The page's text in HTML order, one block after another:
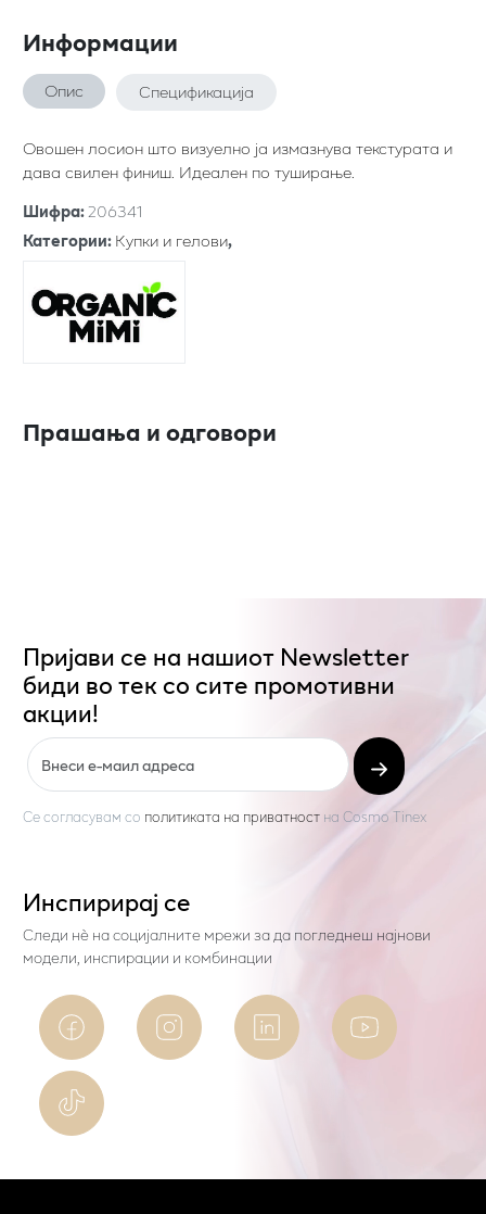
Информации
Опис Спецификација
Овошен лосион што визуелно ја измазнува текстурата и
дава свилен финиш. Идеален по туширање.
Шифра:206341
Категории:Купки и гелови,
Прашања и одговори
Пријави се на нашиот Newsletter
биди во тек со сите промотивни
акции!
Се согласувам со политиката на приватност на Cosmo Tinex
Инспирирај се
Следи нѐ на социјалните мрежи за да погледнеш најнови
модели, инспирации и комбинации